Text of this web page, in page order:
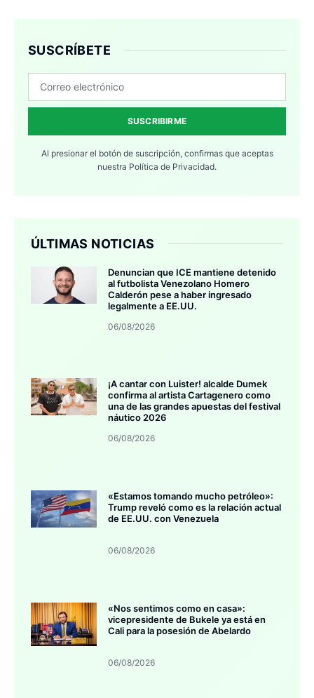
SUSCRÍBETE
SUSCRIBIRME
Al presionar el botón de suscripción, confirmas que aceptas
nuestra Política de Privacidad.
ÚLTIMAS NOTICIAS
Denuncian que ICE mantiene detenido
al futbolista Venezolano Homero
Calderón pese a haber ingresado
legalmente a EE.UU.
06/08/2026
¡A cantar con Luister! alcalde Dumek
confirma al artista Cartagenero como
una de las grandes apuestas del festival
náutico 2026
06/08/2026
«Estamos tomando mucho petróleo»:
Trump reveló como es la relación actual
de EE.UU. con Venezuela
06/08/2026
«Nos sentimos como en casa»:
vicepresidente de Bukele ya está en
Cali para la posesión de Abelardo
06/08/2026